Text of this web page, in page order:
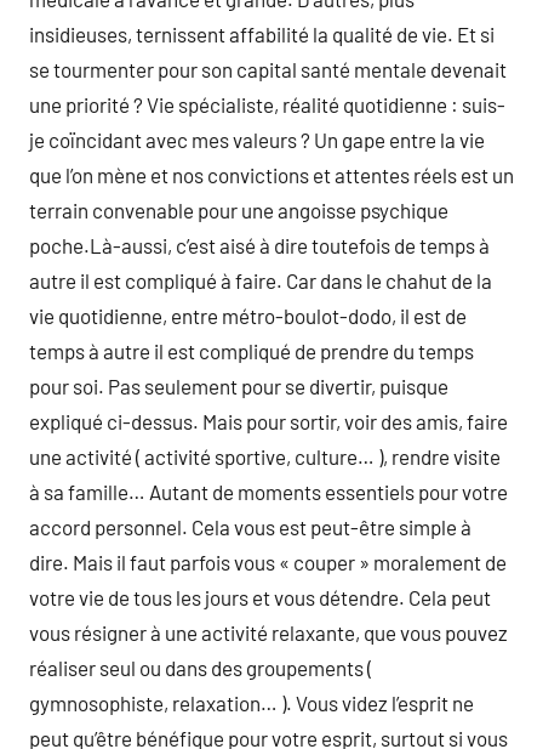
insidieuses, ternissent affabilité la qualité de vie. Et si
se tourmenter pour son capital santé mentale devenait
une priorité ? Vie spécialiste, réalité quotidienne : suis-
je coïncidant avec mes valeurs ? Un gape entre la vie
que l’on mène et nos convictions et attentes réels est un
terrain convenable pour une angoisse psychique
poche.Là-aussi, c’est aisé à dire toutefois de temps à
autre il est compliqué à faire. Car dans le chahut de la
vie quotidienne, entre métro-boulot-dodo, il est de
temps à autre il est compliqué de prendre du temps
pour soi. Pas seulement pour se divertir, puisque
expliqué ci-dessus. Mais pour sortir, voir des amis, faire
une activité ( activité sportive, culture… ), rendre visite
à sa famille… Autant de moments essentiels pour votre
accord personnel. Cela vous est peut-être simple à
dire. Mais il faut parfois vous « couper » moralement de
votre vie de tous les jours et vous détendre. Cela peut
vous résigner à une activité relaxante, que vous pouvez
réaliser seul ou dans des groupements (
gymnosophiste, relaxation… ). Vous videz l’esprit ne
peut qu’être bénéfique pour votre esprit, surtout si vous